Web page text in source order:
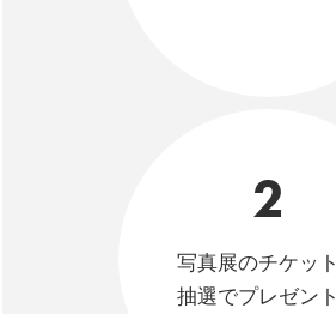
2
写真展のチケッ
抽選でプレゼン